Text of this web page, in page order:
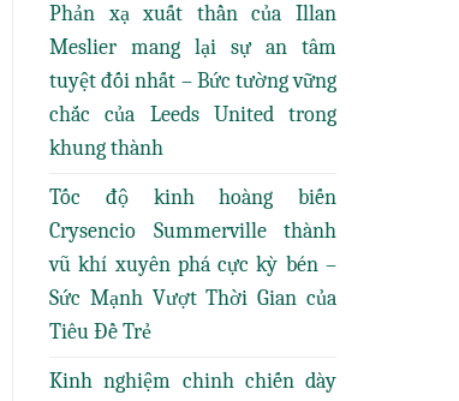
Phản xạ xuất thần của Illan
Meslier mang lại sự an tâm
tuyệt đối nhất – Bức tường vững
chắc của Leeds United trong
khung thành
Tốc độ kinh hoàng biến
Crysencio Summerville thành
vũ khí xuyên phá cực kỳ bén –
Sức Mạnh Vượt Thời Gian của
Tiêu Đề Trẻ
Kinh nghiệm chinh chiến dày